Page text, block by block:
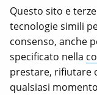
animali, registrata
Le donazioni ad
tasse nella
Animal Equality,
registrati di
Questo sito e
tecnologie simili
consenso, anche
specificato nella
prestare, rifiutare
qualsiasi